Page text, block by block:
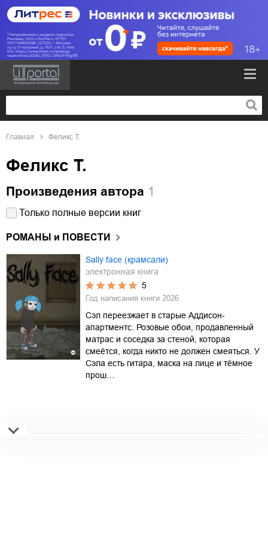
Главная Феликс Т.
Феликс Т.
Произведения автора 1
Только полные версии книг
РОМАНЫ и ПОВЕСТИ
Sally face (крамсали)
электронная книга
5
Год написания книги 2026
Сэл переезжает в старые Аддисон-
апартментс. Розовые обои, продавленный
матрас и соседка за стеной, которая
смеётся, когда никто не должен смеяться. У
Сэла есть гитара, маска на лице и тёмное
прош…